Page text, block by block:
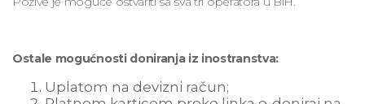
Ostale mogućnosti doniranja iz inostranstva:
Uplatom na devizni račun;